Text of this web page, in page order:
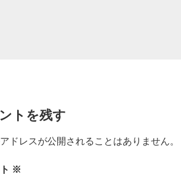
トを残す
ドレスが公開されることはありません。
※